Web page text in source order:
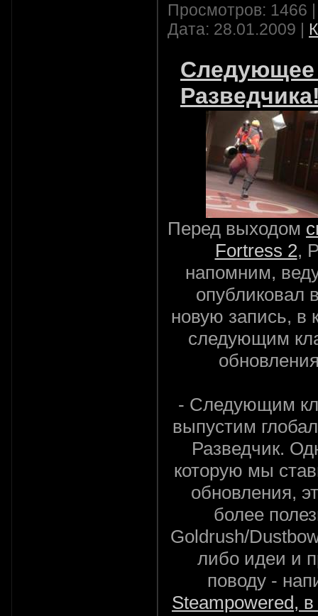
Просмотров: 1466
Дата: 28.01.2009 |
Следующее
Перед выходом
Fortress 2,
напомним,
опубликовал
новую запись, в
следующим
- Следующим
выпустим
Разведчик.
которую мы
обновления,
более
Goldrush/
либо идеи и
поводу -
Steampowered,